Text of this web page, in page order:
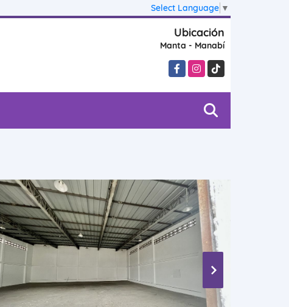
Select Language ▼
Ubicación
Manta - Manabí
FacebookInstagram
TikTok